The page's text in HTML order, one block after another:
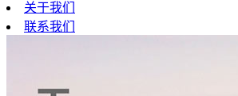
关于我们
联系我们